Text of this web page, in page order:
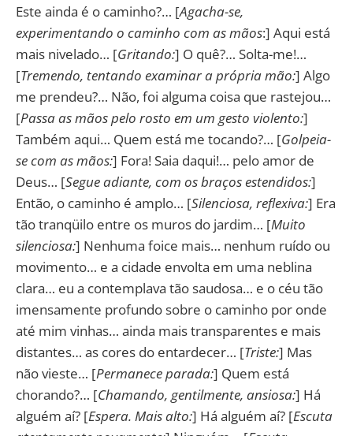
Este ainda é o caminho?… [Agacha-se,
experimentando o caminho com as mãos:] Aqui está
mais nivelado… [Gritando:] O quê?… Solta-me!…
[Tremendo, tentando examinar a própria mão:] Algo
me prendeu?… Não, foi alguma coisa que rastejou…
[Passa as mãos pelo rosto em um gesto violento:]
Também aqui… Quem está me tocando?… [Golpeia-
se com as mãos:] Fora! Saia daqui!… pelo amor de
Deus… [Segue adiante, com os braços estendidos:]
Então, o caminho é amplo… [Silenciosa, reflexiva:] Era
tão tranqüilo entre os muros do jardim… [Muito
silenciosa:] Nenhuma foice mais… nenhum ruído ou
movimento… e a cidade envolta em uma neblina
clara… eu a contemplava tão saudosa… e o céu tão
imensamente profundo sobre o caminho por onde
até mim vinhas… ainda mais transparentes e mais
distantes… as cores do entardecer… [Triste:] Mas
não vieste… [Permanece parada:] Quem está
chorando?… [Chamando, gentilmente, ansiosa:] Há
alguém aí? [Espera. Mais alto:] Há alguém aí? [Escuta